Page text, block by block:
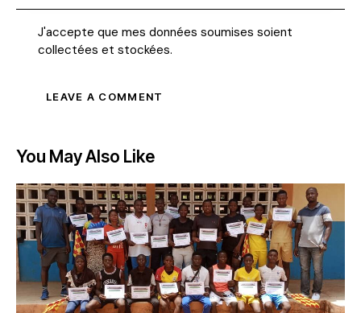
J'accepte que mes données soumises soient
collectées et stockées.
You May Also Like